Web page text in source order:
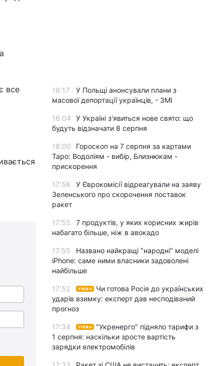
все
18:17
У Польщі анонсували плани з
масової депортації українців, - ЗМІ
18:04
У Україні з'явиться нове свято: що
будуть відзначати 8 серпня
18:00
Гороскоп на 7 серпня за картами
Таро: Водоліям - вибір, Близнюкам -
прискорення
17:58
У Єврокомісії відреагували на заяву
Зеленського про скорочення поставок
ракет
17:55
7 продуктів, у яких корисних жирів
набагато більше, ніж в авокадо
17:55
Названо найкращі "народні" моделі
iPhone: саме ними власники задоволені
найбільше
17:52 УНІАН
Чи готова Росія до українських
ударів взимку: експерт дав несподіваний
прогноз
17:34 УНІАН
"Укренерго" підняло тарифи з
1 серпня: наскільки зросте вартість
зарядки електромобілів